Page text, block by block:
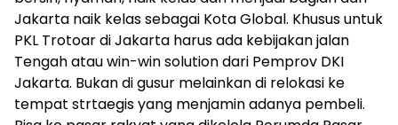
Jakarta naik kelas sebagai Kota Global. Khusus untuk
PKL Trotoar di Jakarta harus ada kebijakan jalan
Tengah atau win-win solution dari Pemprov DKI
Jakarta. Bukan di gusur melainkan di relokasi ke
tempat strtaegis yang menjamin adanya pembeli.